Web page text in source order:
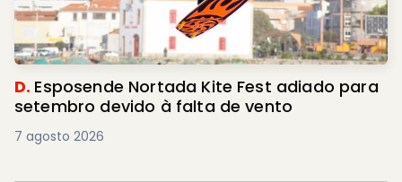
D. Esposende Nortada Kite Fest adiado para
setembro devido à falta de vento
7 agosto 2026